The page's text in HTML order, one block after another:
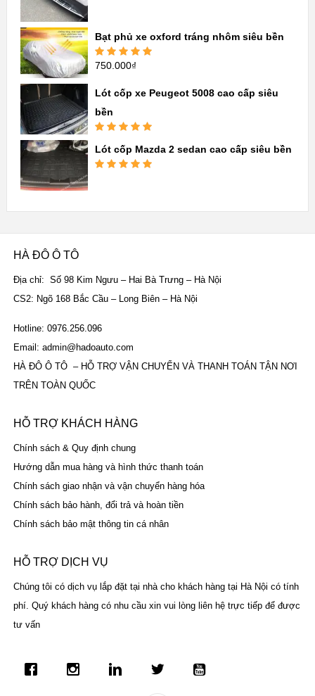
Bạt phủ xe oxford tráng nhôm siêu bền
Được xếp
750.000₫
Lót cốp xe Peugeot 5008 cao cấp siêu
bền
hạng5.005
sao
Lót cốp Mazda 2 sedan cao cấp siêu bền
HÀ ĐÔ Ô TÔ
Địa chỉ: Số 98 Kim Ngưu – Hai Bà Trưng – Hà Nội
CS2: Ngõ 168 Bắc Cầu – Long Biên – Hà Nội
Hotline: 0976.256.096
Email: admin@hadoauto.com
HÀ ĐÔ Ô TÔ – HỖ TRỢ VẬN CHUYỂN VÀ THANH TOÁN TẬN NƠI
TRÊN TOÀN QUỐC
HỖ TRỢ KHÁCH HÀNG
Chính sách & Quy định chung
Hướng dẫn mua hàng và hình thức thanh toán
Chính sách giao nhận và vận chuyển hàng hóa
Chính sách bảo hành, đổi trả và hoàn tiền
Chính sách bảo mật thông tin cá nhân
HỖ TRỢ DỊCH VỤ
Chúng tôi có dịch vụ lắp đặt tại nhà cho khách hàng tại Hà Nội có tính
phí. Quý khách hàng có nhu cầu xin vui lòng liên hệ trực tiếp để được
tư vấn